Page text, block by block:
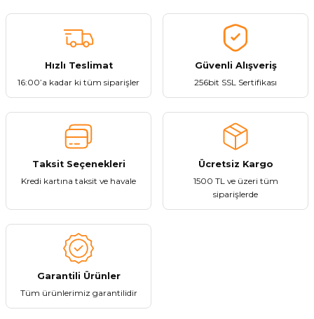
tarafımıza iletebilirsiniz.
Görüş ve önerileriniz için teşekkür ederiz.
Ürün resmi kalitesiz, bozuk veya görüntülenemiyor.
Ürün açıklamasında eksik bilgiler bulunuyor.
Ürün fiyatı diğer sitelerden daha pahalı.
Bu ürüne benzer farklı alternatifler olmalı.
Hızlı Teslimat
16:00’a kadar ki tüm siparişler
Güvenli Alışveriş
256bit SSL Sertifikası
Taksit Seçenekleri
Kredi kartına taksit ve havale
Ücretsiz Kargo
1500 TL ve üzeri tüm
siparişlerde
Garantili Ürünler
Tüm ürünlerimiz garantilidir